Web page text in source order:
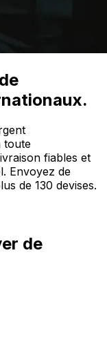
toute
fiables et
Envoyez de
de 130 devises.
de